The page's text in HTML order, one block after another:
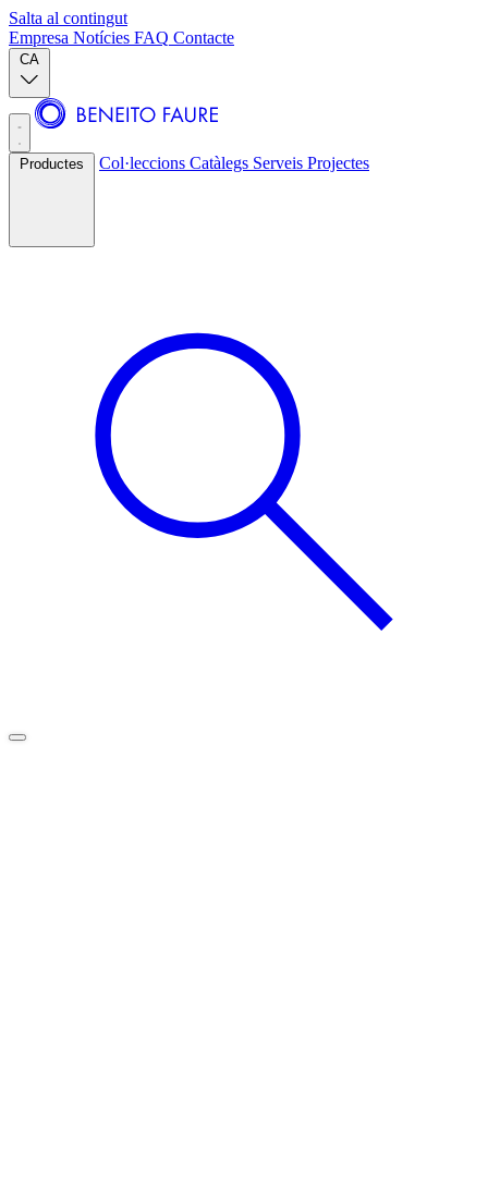
Salta al contingut
Empresa Notícies FAQ Contacte
CA
Productes Col·leccions Catàlegs Serveis Projectes